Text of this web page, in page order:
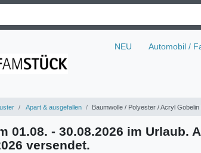
NEU Automobil /
Apart & ausgefallen Baumwolle / Polyester / Acryl
01.08. - 30.08.2026 im
versendet.